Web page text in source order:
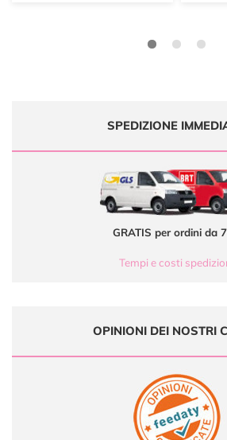
SPEDIZIONE
GRATIS per ordini da
Tempi e costi
OPINIONI DEI NOSTRI